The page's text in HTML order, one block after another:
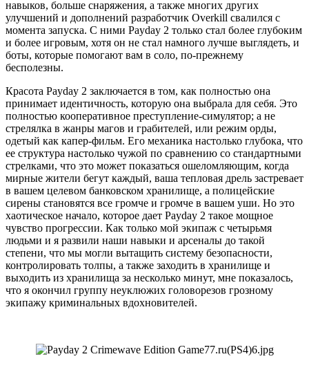
навыков, больше снаряжения, а также многих других
улучшений и дополнений разработчик Overkill свалился с
момента запуска. С ними Payday 2 только стал более глубоким
и более игровым, хотя он не стал намного лучше выглядеть, и
боты, которые помогают вам в соло, по-прежнему
бесполезны.
Красота Payday 2 заключается в том, как полностью она
принимает идентичность, которую она выбрала для себя. Это
полностью кооперативное преступление-симулятор; а не
стрелялка в жанры магов и грабителей, или режим орды,
одетый как капер-фильм. Его механика настолько глубока, что
ее структура настолько чужой по сравнению со стандартными
стрелками, что это может показаться ошеломляющим, когда
мирные жители бегут каждый, ваша тепловая дрель застревает
в вашем целевом банковском хранилище, а полицейские
сирены становятся все громче и громче в вашем уши. Но это
хаотическое начало, которое дает Payday 2 такое мощное
чувство прогрессии. Как только мой экипаж с четырьмя
людьми и я развили наши навыки и арсеналы до такой
степени, что мы могли вытащить систему безопасности,
контролировать толпы, а также заходить в хранилище и
выходить из хранилища за несколько минут, мне показалось,
что я окончил группу неуклюжих головорезов грозному
экипажу криминальных вдохновителей.